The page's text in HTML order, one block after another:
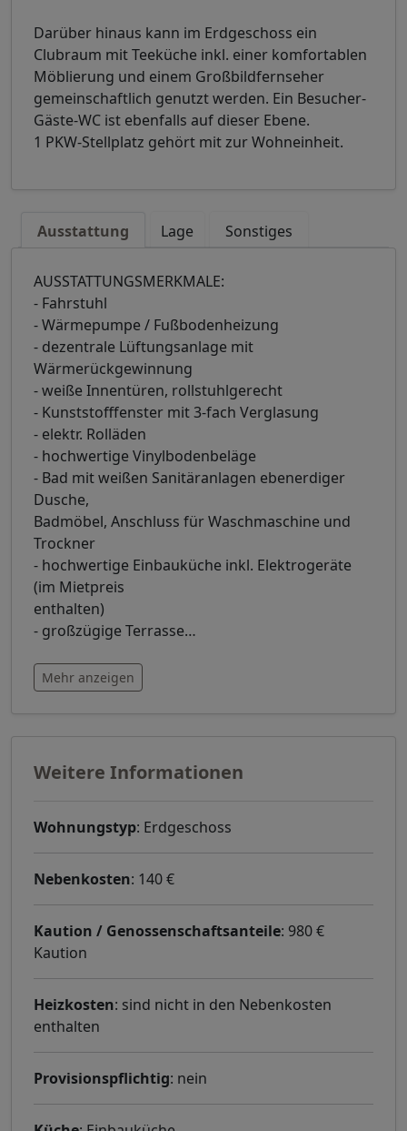
Darüber hinaus kann im Erdgeschoss ein
Clubraum mit Teeküche inkl. einer komfortablen
Möblierung und einem Großbildfernseher
gemeinschaftlich genutzt werden. Ein Besucher-
Gäste-WC ist ebenfalls auf dieser Ebene.
1 PKW-Stellplatz gehört mit zur Wohneinheit.
Ausstattung Lage Sonstiges
AUSSTATTUNGSMERKMALE:
- Fahrstuhl
- Wärmepumpe / Fußbodenheizung
- dezentrale Lüftungsanlage mit
Wärmerückgewinnung
- weiße Innentüren, rollstuhlgerecht
- Kunststofffenster mit 3-fach Verglasung
- elektr. Rolläden
- hochwertige Vinylbodenbeläge
- Bad mit weißen Sanitäranlagen ebenerdiger
Dusche,
Badmöbel, Anschluss für Waschmaschine und
Trockner
- hochwertige Einbauküche inkl. Elektrogeräte
(im Mietpreis
enthalten)
- großzügige Terrasse…
Mehr anzeigen
Weitere Informationen
Wohnungstyp: Erdgeschoss
Nebenkosten: 140 €
Kaution / Genossenschaftsanteile: 980 €
Kaution
Heizkosten: sind nicht in den Nebenkosten
enthalten
Provisionspflichtig: nein